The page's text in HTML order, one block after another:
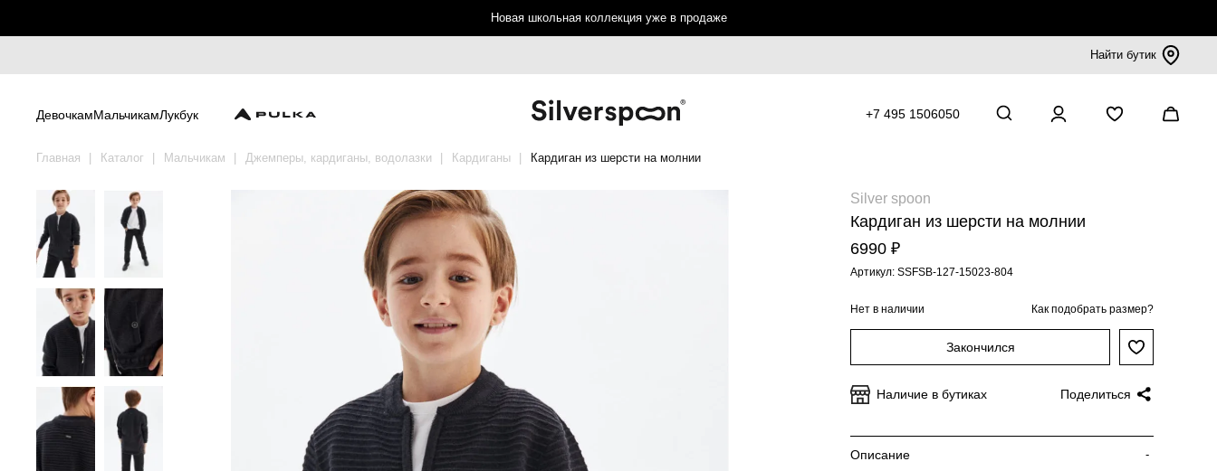
Новая школьная коллекция уже в продаже
Найти бутик
ДевочкамМальчикамЛукбук +7 495 1506050
Главная Каталог Мальчикам Джемперы, кардиганы, водолазки Кардиганы Кардиган из шерсти на молнии
Silver spoon
Кардиган из шерсти на молнии
6990 ₽
Артикул: SSFSB-127-15023-804
Нет в наличии Как подобрать размер?
Закончился
Наличие в бутиках Поделиться
Описание -